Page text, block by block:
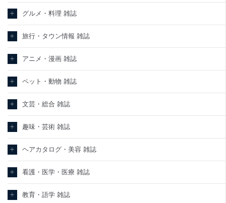
グルメ・料理 雑誌
旅行・タウン情報 雑誌
アニメ・漫画 雑誌
ペット・動物 雑誌
文芸・総合 雑誌
趣味・芸術 雑誌
ヘアカタログ・美容 雑誌
看護・医学・医療 雑誌
教育・語学 雑誌